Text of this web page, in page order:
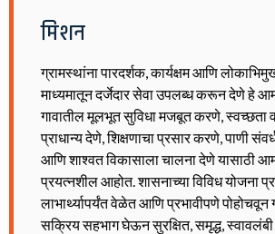
मिशन
ग्रामस्थांना पारदर्शक, कार्यक्षम आणि
माध्यमातून दर्जेदार सेवा उपलब्ध करून देणे हे
गावातील मूलभूत सुविधा मजबूत करणे, स्वच्छता
प्राधान्य देणे, शिक्षणाचा प्रसार करणे, पाणी
आणि शाश्वत विकासाला चालना देणे यासाठी
प्रयत्नशील आहोत. शासनाच्या विविध योजना
लाभार्थ्यापर्यंत वेळेत आणि प्रभावीपणे पोहोचवून
सक्रिय सहभाग घेऊन सुरक्षित, समृद्ध,